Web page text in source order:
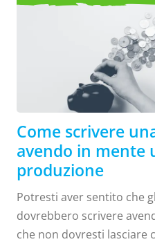
come guadagnare con la
cosa che probabilmente
tua sceneggiatura a una
garantirne un'opzione.
tenendo
produzione
Come scrivere
avendo in mente
produzione
Potresti aver sentito che
dovrebbero scrivere
che non dovresti lasciare